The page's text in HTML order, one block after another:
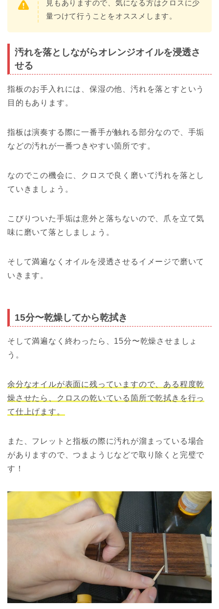
見もありますので、気になる方はクロスに少
量つけて行うことをオススメします。
汚れを落としながらオレンジオイルを浸透さ
せる
指板のお手入れには、保湿の他、汚れを落とすという
目的もあります。
指板は演奏する際に一番手が触れる部分なので、手垢
などの汚れが一番つきやすい箇所です。
なのでこの機会に、クロスで良く磨いて汚れを落とし
ていきましょう。
こびりついた手垢は意外と落ちないので、爪を立て気
味に磨いて落としましょう。
そして満遍なくオイルを浸透させるイメージで磨いて
いきます。
15分〜乾燥してから乾拭き
そして満遍なく終わったら、15分〜乾燥させましょ
う。
余分なオイルが表面に残っていますので、ある程度乾
燥させたら、クロスの乾いている箇所で乾拭きを行っ
て仕上げます。
また、フレットと指板の際に汚れが溜まっている場合
がありますので、つまようじなどで取り除くと完璧で
す！